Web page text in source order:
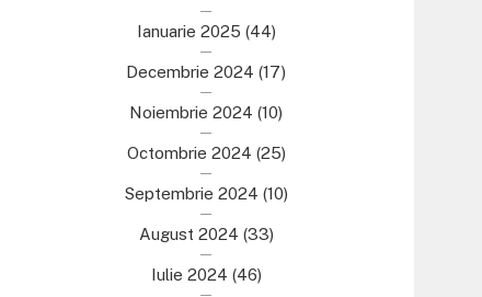
Ianuarie 2025 (44)
Decembrie 2024 (17)
Noiembrie 2024 (10)
Octombrie 2024 (25)
Septembrie 2024 (10)
August 2024 (33)
Iulie 2024 (46)